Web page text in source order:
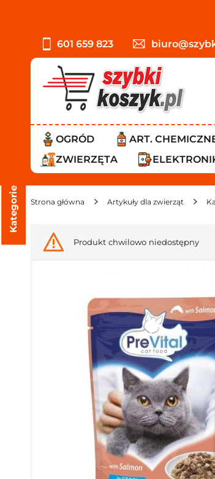
601 659 823
OGRÓD ART.
ZWIERZĘTA
Strona główna Artykuły dla zwierząt
Kategorie
Produkt chwilowo niedostępny